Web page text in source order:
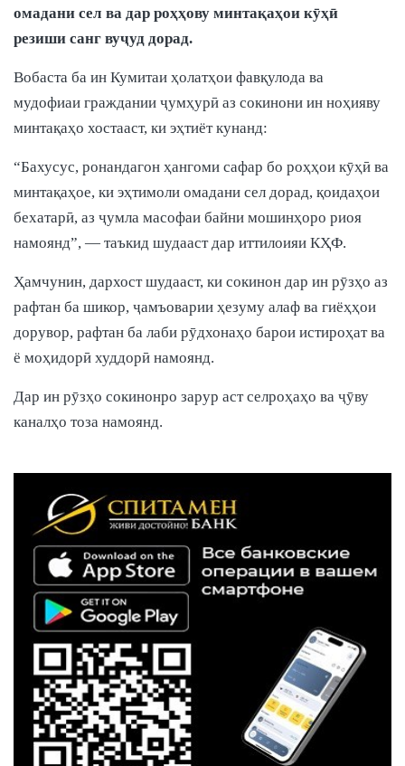
омадани сел ва дар роҳҳову минтақаҳои кӯҳӣ
резиши санг вуҷуд дорад.
Вобаста ба ин Кумитаи ҳолатҳои фавқулода ва
мудофиаи граждании ҷумҳурӣ аз сокинони ин ноҳияву
минтақаҳо хостааст, ки эҳтиёт кунанд:
“Бахусус, ронандагон ҳангоми сафар бо роҳҳои кӯҳӣ ва
минтақаҳое, ки эҳтимоли омадани сел дорад, қоидаҳои
бехатарӣ, аз ҷумла масофаи байни мошинҳоро риоя
намоянд”, — таъкид шудааст дар иттилоияи КҲФ.
Ҳамчунин, дархост шудааст, ки сокинон дар ин рӯзҳо аз
рафтан ба шикор, ҷамъоварии ҳезуму алаф ва гиёҳҳои
дорувор, рафтан ба лаби рӯдхонаҳо барои истироҳат ва
ё моҳидорӣ худдорӣ намоянд.
Дар ин рӯзҳо сокинонро зарур аст селроҳаҳо ва ҷӯву
каналҳо тоза намоянд.